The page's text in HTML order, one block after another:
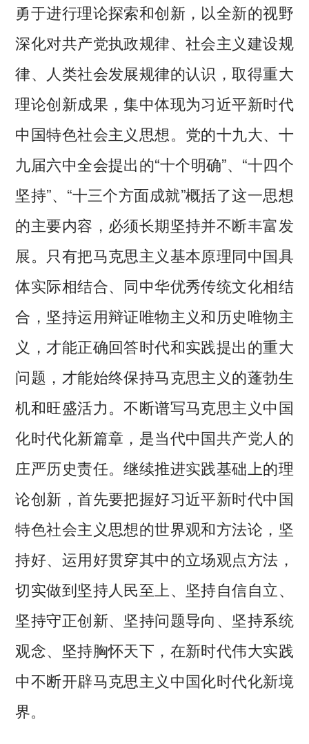
勇于进行理论探索和创新，以全新的视野
深化对共产党执政规律、社会主义建设规
律、人类社会发展规律的认识，取得重大
理论创新成果，集中体现为习近平新时代
中国特色社会主义思想。党的十九大、十
九届六中全会提出的“十个明确”、“十四个
坚持”、“十三个方面成就”概括了这一思想
的主要内容，必须长期坚持并不断丰富发
展。只有把马克思主义基本原理同中国具
体实际相结合、同中华优秀传统文化相结
合，坚持运用辩证唯物主义和历史唯物主
义，才能正确回答时代和实践提出的重大
问题，才能始终保持马克思主义的蓬勃生
机和旺盛活力。不断谱写马克思主义中国
化时代化新篇章，是当代中国共产党人的
庄严历史责任。继续推进实践基础上的理
论创新，首先要把握好习近平新时代中国
特色社会主义思想的世界观和方法论，坚
持好、运用好贯穿其中的立场观点方法，
切实做到坚持人民至上、坚持自信自立、
坚持守正创新、坚持问题导向、坚持系统
观念、坚持胸怀天下，在新时代伟大实践
中不断开辟马克思主义中国化时代化新境
界。